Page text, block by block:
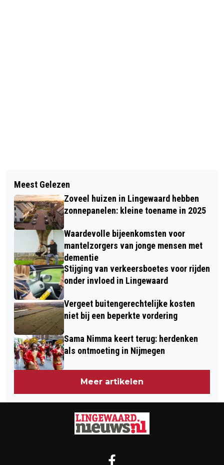
BLIK TERUG OP HET NIEUWSJAAR
2025 MET OMROEP GELDERLAND
FIJNE OUDEJAARSAVOND EN
GELUKKIG NIEUWJAAR!!
Meest Gelezen
Zoveel huizen in Lingewaard hebben
zonnepanelen: kleine toename in 2025
Waardevolle bijeenkomsten voor
mantelzorgers van jonge mensen met
dementie
Stijging van verkeersboetes voor rijden
onder invloed in Lingewaard
Vergeet buitengerechtelijke kosten
niet bij een beperkte vordering
Sama Nimma keert terug: herdenken
als ontmoeting in Nijmegen
Meer artikelen